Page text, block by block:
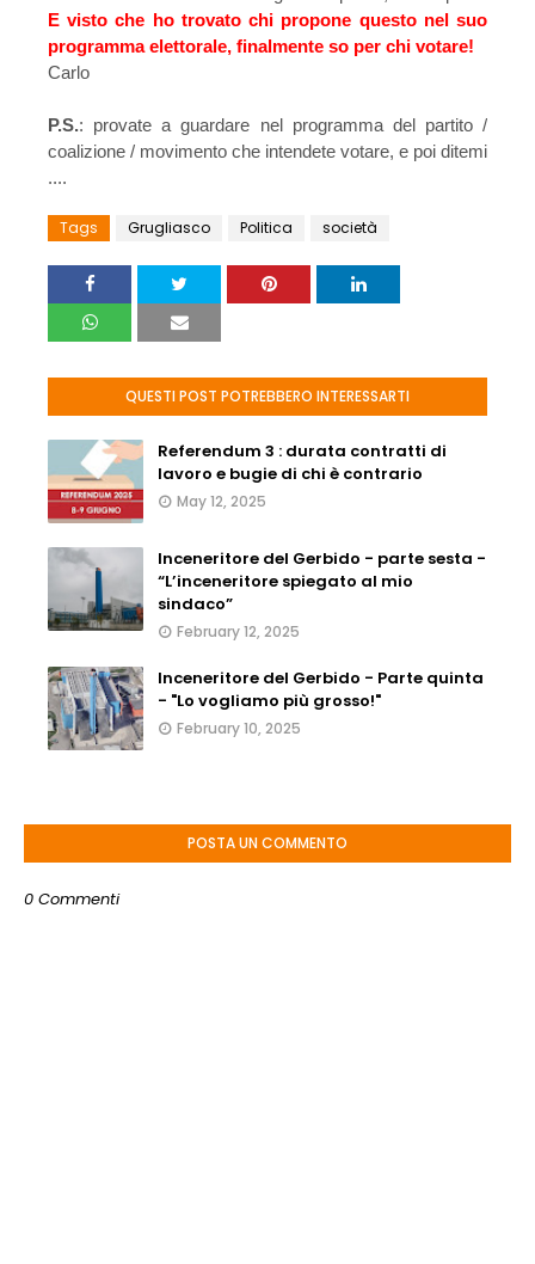
E visto che ho trovato chi propone questo nel suo
programma elettorale, finalmente so per chi votare!
Carlo
P.S.: provate a guardare nel programma del partito /
coalizione / movimento che intendete votare, e poi ditemi
....
Tags Grugliasco Politica società
QUESTI POST POTREBBERO INTERESSARTI
Referendum 3 : durata contratti di
lavoro e bugie di chi è contrario
May 12, 2025
Inceneritore del Gerbido - parte sesta -
“L’inceneritore spiegato al mio
sindaco”
February 12, 2025
Inceneritore del Gerbido - Parte quinta
- "Lo vogliamo più grosso!"
February 10, 2025
POSTA UN COMMENTO
0 Commenti